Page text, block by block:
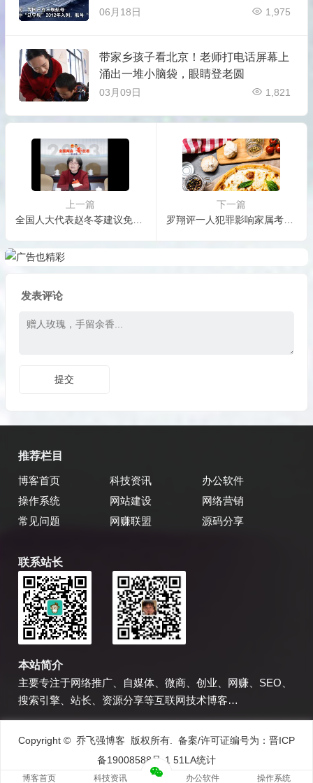
06月18日 1,975
带家乡孩子看北京！老师打电话屏幕上
涌出一堆小脑袋，眼睛登老圆
03月09日 1,821
上一篇
全国人大代表赵冬苓建议免除2024年后出生孩子学费至大学
下一篇
罗翔评一人犯罪影响家属考公：孩子本来就是父母犯罪的受害人
发表评论
推荐栏目
博客首页 科技资讯
办公软件
操作系统
网站建设
网络营销
常见问题
网赚联盟 源码分享
联系站长
本站简介
主要专注于网络推广、自媒体、微商、创业、网赚、SEO、
搜索引擎、站长、资源分享等互联网技术博客…
Copyright © 乔飞强博客 版权所有. 备案/许可证编号为： 晋ICP
备19008588号-1 51LA统计
博客首页 科技资讯 办公软件 操作系统